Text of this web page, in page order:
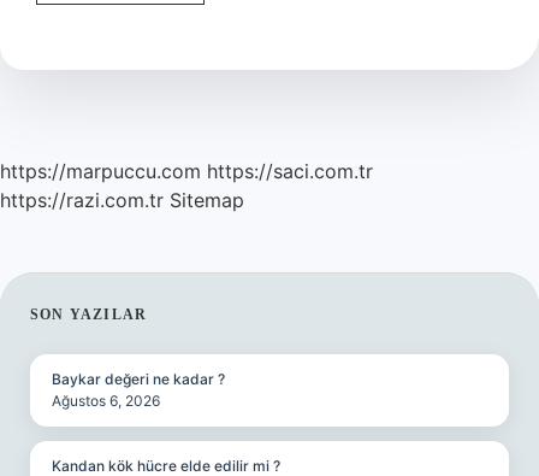
https://marpuccu.com https://saci.com.tr
https://razi.com.tr Sitemap
SIDEBAR
SON YAZILAR
Baykar değeri ne kadar ?
Ağustos 6, 2026
Kandan kök hücre elde edilir mi ?